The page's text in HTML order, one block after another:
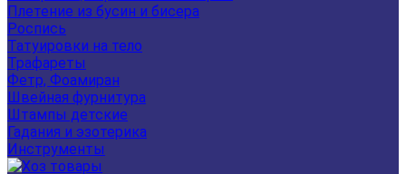
Плетение из бусин и бисера
Роспись
Татуировки на тело
Трафареты
Фетр, Фоамиран
Швейная фурнитура
Штампы детские
Гадания и эзотерика
Инструменты